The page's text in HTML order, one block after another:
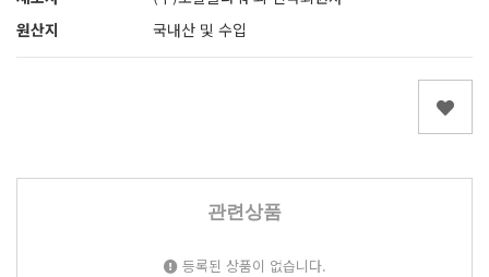
원산지
국내산 및 수입
관련상품
등록된 상품이 없습니다.